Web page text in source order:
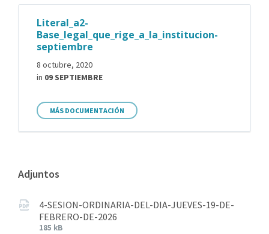
Literal_a2-
Base_legal_que_rige_a_la_institucion-
septiembre
8 octubre, 2020
in 09 SEPTIEMBRE
MÁS DOCUMENTACIÓN
Adjuntos
4-SESION-ORDINARIA-DEL-DIA-JUEVES-19-DE-
FEBRERO-DE-2026
185 kB